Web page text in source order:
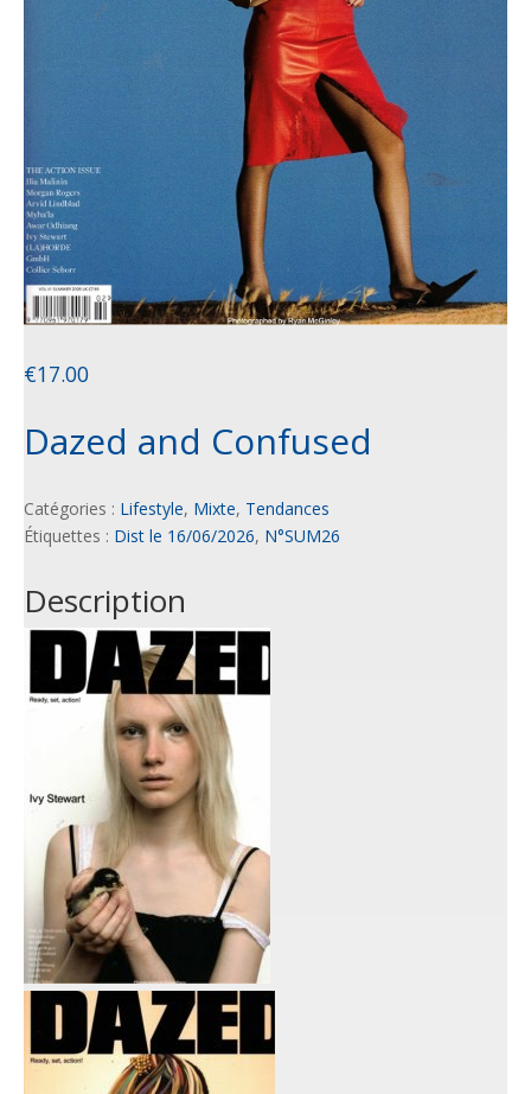
€17.00
Dazed and Confused
Catégories : Lifestyle, Mixte, Tendances
Étiquettes : Dist le 16/06/2026, N°SUM26
Description